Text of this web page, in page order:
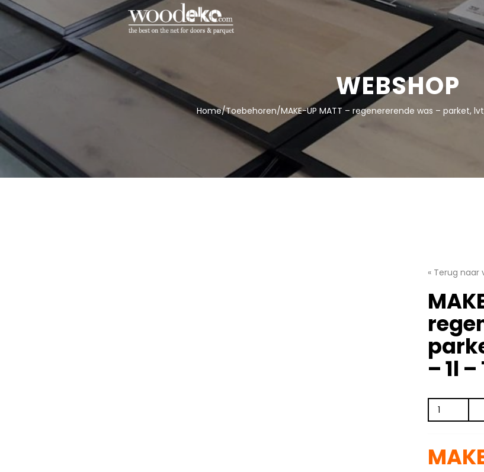
WEBSHOP
Home/Toebehoren/MAKE-UP MATT – regenererende was – parket,
« Terug naar
– 1l
MAKE-
was